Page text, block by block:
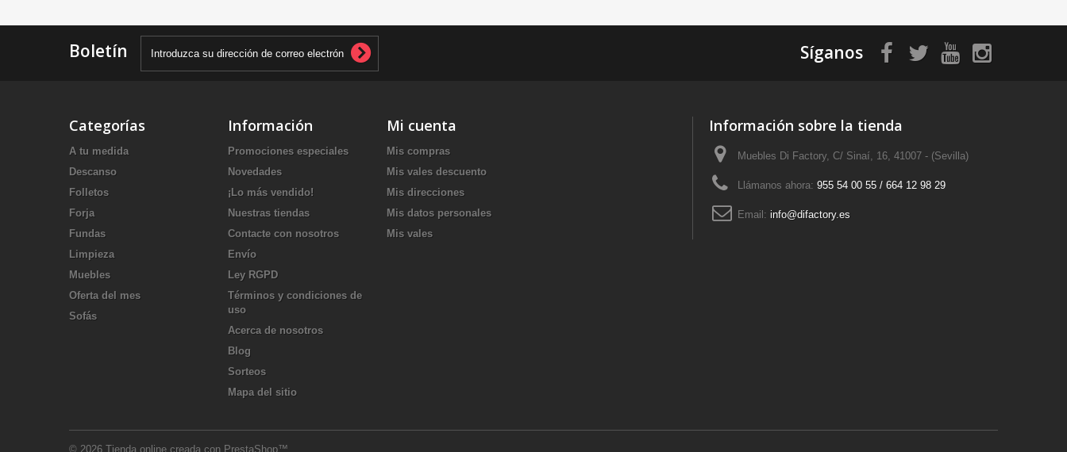
Boletín Síganos
Categorías
A tu medida
Descanso
Folletos
Forja
Fundas
Limpieza
Muebles
Oferta del mes
Sofás
Información
Promociones especiales
Novedades
¡Lo más vendido!
Nuestras tiendas
Contacte con nosotros
Envío
Ley RGPD
Términos y condiciones de
uso
Acerca de nosotros
Blog
Sorteos
Mapa del sitio
© 2026 Tienda online creada con PrestaShop™
Mi cuenta
Mis compras
Mis vales descuento
Mis direcciones
Mis datos personales
Mis vales
Información sobre la tienda
Muebles Di Factory, C/ Sinaí, 16, 41007 - (Sevilla)
Llámanos ahora: 955 54 00 55 / 664 12 98 29
Email: info@difactory.es